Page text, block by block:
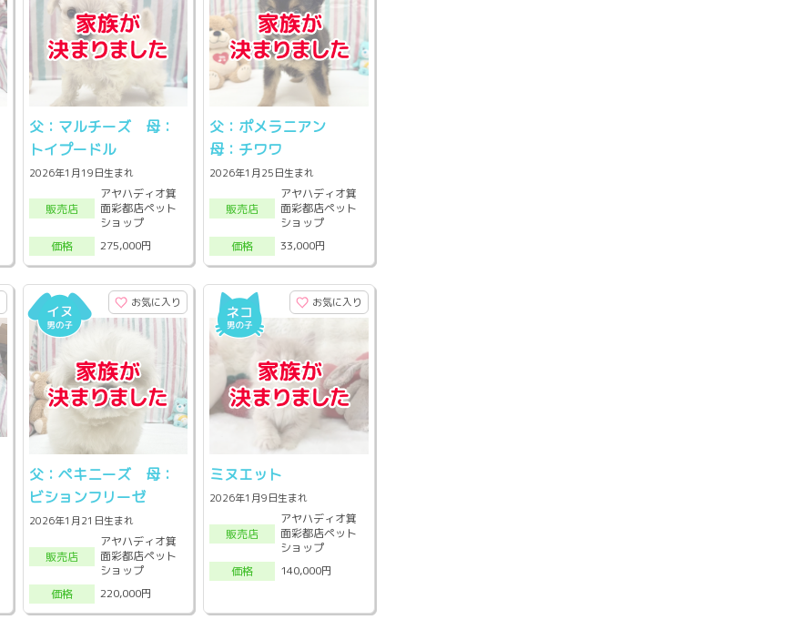
父：マルチーズ 母：
トイプードル
2026年1月19日生まれ
販売店
アヤハディオ箕
面彩都店ペット
ショップ
価格
275,000円
父：ポメラニアン
母：チワワ
2026年1月25日生まれ
販売店
アヤハディオ箕
面彩都店ペット
ショップ
価格
33,000円
お気に入り
父：ペキニーズ 母：
ビションフリーゼ
2026年1月21日生まれ
販売店
アヤハディオ箕
面彩都店ペット
ショップ
価格
220,000円
お気に入り
ミヌエット
2026年1月9日生まれ
販売店
アヤハディオ箕
面彩都店ペット
ショップ
価格
140,000円